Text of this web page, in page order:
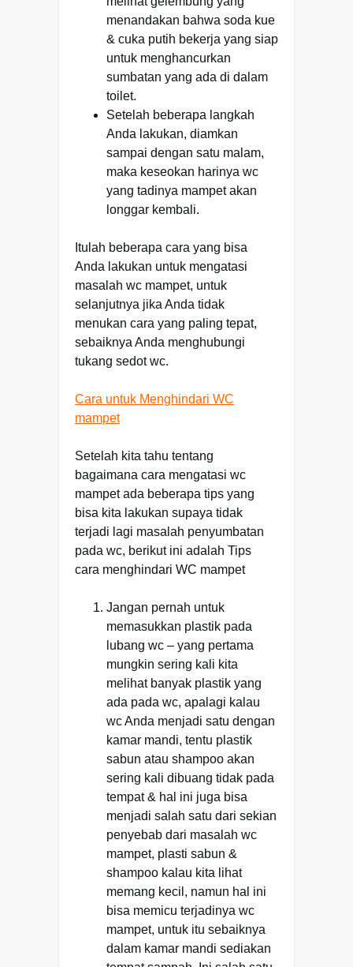
menandakan bahwa soda kue
& cuka putih bekerja yang siap
untuk menghancurkan
sumbatan yang ada di dalam
toilet.
Setelah beberapa langkah
Anda lakukan, diamkan
sampai dengan satu malam,
maka keseokan harinya wc
yang tadinya mampet akan
longgar kembali.
Itulah beberapa cara yang bisa
Anda lakukan untuk mengatasi
masalah wc mampet, untuk
selanjutnya jika Anda tidak
menukan cara yang paling tepat,
sebaiknya Anda menghubungi
tukang sedot wc.
Cara untuk Menghindari WC
mampet
Setelah kita tahu tentang
bagaimana cara mengatasi wc
mampet ada beberapa tips yang
bisa kita lakukan supaya tidak
terjadi lagi masalah penyumbatan
pada wc, berikut ini adalah Tips
cara menghindari WC mampet
Jangan pernah untuk
memasukkan plastik pada
lubang wc – yang pertama
mungkin sering kali kita
melihat banyak plastik yang
ada pada wc, apalagi kalau
wc Anda menjadi satu dengan
kamar mandi, tentu plastik
sabun atau shampoo akan
sering kali dibuang tidak pada
tempat & hal ini juga bisa
menjadi salah satu dari sekian
penyebab dari masalah wc
mampet, plasti sabun &
shampoo kalau kita lihat
memang kecil, namun hal ini
bisa memicu terjadinya wc
mampet, untuk itu sebaiknya
dalam kamar mandi sediakan